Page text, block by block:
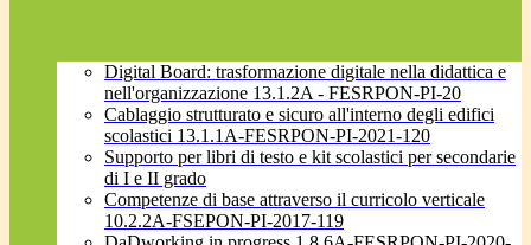
Digital Board: trasformazione digitale nella didattica e
nell'organizzazione 13.1.2A - FESRPON-PI-20
Cablaggio strutturato e sicuro all'interno degli edifici
scolastici 13.1.1A-FESRPON-PI-2021-120
Supporto per libri di testo e kit scolastici per secondarie
di I e II grado
Competenze di base attraverso il curricolo verticale
10.2.2A-FSEPON-PI-2017-119